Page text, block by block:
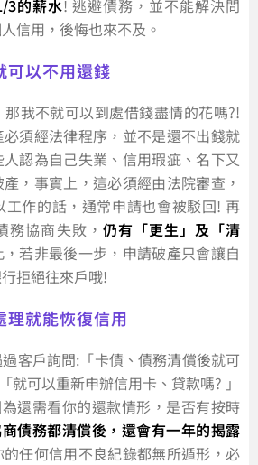
3的薪水! 逃避債務，並不能解決問
信用，後悔也來不及。
可以不用還錢
我不就可以到處借錢盡情的花嗎?!
須經法律程序，並不是還不出錢就
認為自己失業、信用瑕疵、名下又
，事實上，這必須經由法院審查，
工作的話，通常申請也會被駁回! 再
務協商失敗， 仍有「更生」及「清
，若非最後一步，申請破產只會讓自
拒絕往來戶哦!
就能恢復信用
客戶詢問:「卡債、債務清償後就可
就可以重新申辦信用卡、貸款嗎? 」
還需看你的還款情形，是否有按時
債務都清償後，還會有一年的揭露
的任何信用不良紀錄都無所遁形，必